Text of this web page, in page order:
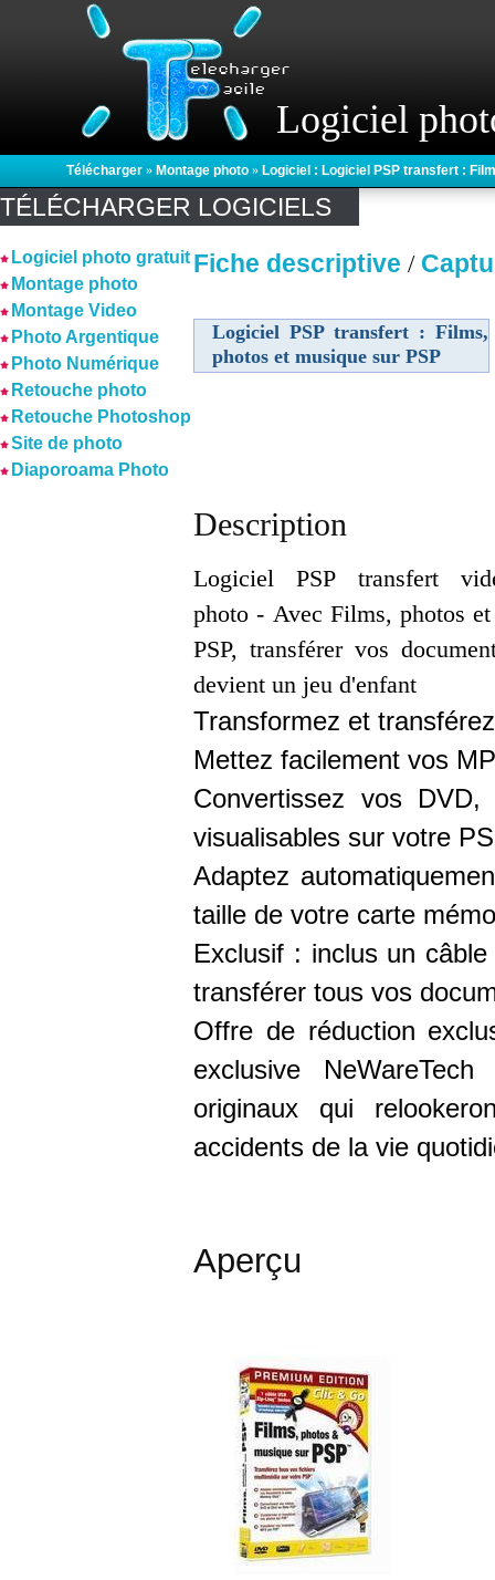
Logiciel
Télécharger » Montage photo » Logiciel : Logiciel PSP transfert :
TÉLÉCHARGER LOGICIELS
Logiciel photo gratuit
Montage photo
Montage Video
Photo Argentique
Photo Numérique
Retouche photo
Retouche Photoshop
Site de photo
Diaporoama Photo
Fiche descriptive /
Logiciel PSP transfert : Films,
photos et musique sur PSP
Description
Logiciel PSP transfert
photo - Avec Films, photos
PSP, transférer vos
devient un jeu d'enfant
Transformez et
Mettez facilement vos
Convertissez vos
visualisables sur votre
Adaptez
taille de votre carte
Exclusif : inclus un
transférer tous vos
Offre de réduction
exclusive
originaux qui
accidents de la vie
Aperçu